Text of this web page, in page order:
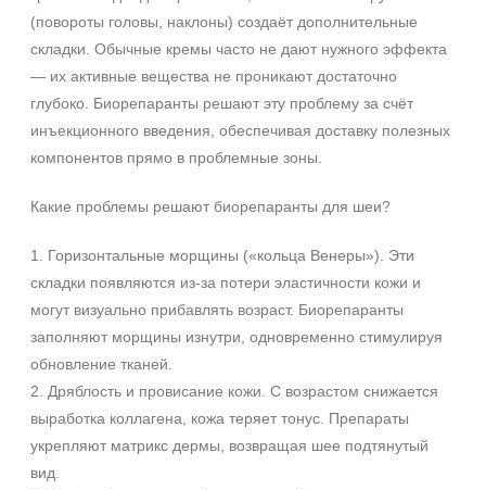
(повороты головы, наклоны) создаёт дополнительные
складки. Обычные кремы часто не дают нужного эффекта
— их активные вещества не проникают достаточно
глубоко. Биорепаранты решают эту проблему за счёт
инъекционного введения, обеспечивая доставку полезных
компонентов прямо в проблемные зоны.
Какие проблемы решают биорепаранты для шеи?
1. Горизонтальные морщины («кольца Венеры»). Эти
складки появляются из‑за потери эластичности кожи и
могут визуально прибавлять возраст. Биорепаранты
заполняют морщины изнутри, одновременно стимулируя
обновление тканей.
2. Дряблость и провисание кожи. С возрастом снижается
выработка коллагена, кожа теряет тонус. Препараты
укрепляют матрикс дермы, возвращая шее подтянутый
вид.
Не показывать предложение о консультации